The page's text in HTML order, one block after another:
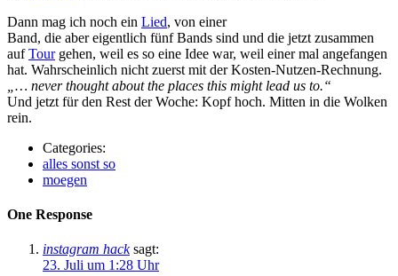
Dann mag ich noch ein Lied, von einer
Band, die aber eigentlich fünf Bands sind und die jetzt zusammen
aufTourgehen, weil es so eine Idee war, weil einer mal angefangen
hat. Wahrscheinlich nicht zuerst mit der Kosten-Nutzen-Rechnung.
„… never thought about the places this might lead us to.“
Und jetzt für den Rest der Woche: Kopf hoch. Mitten in die Wolken
rein.
Categories:
alles sonst so
moegen
One Response
instagram hack sagt:
23. Juli um 1:28 Uhr